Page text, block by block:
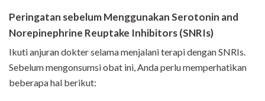
Peringatan sebelum Menggunakan Serotonin and
Norepinephrine Reuptake Inhibitors (SNRIs)
Ikuti anjuran dokter selama menjalani terapi dengan SNRIs.
Sebelum mengonsumsi obat ini, Anda perlu memperhatikan
beberapa hal berikut: